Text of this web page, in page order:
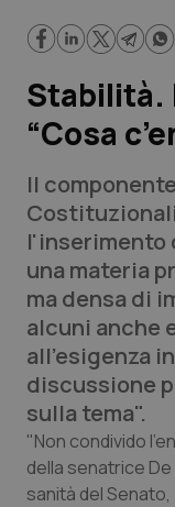
Lavoro e
Scienza e
Studi e Analisi
Lettere al
Edizioni
QS Pro
Professionisti
Stabilità.
“Cosa
Il
l'inserimento
una materia
ma densa di
alcuni anche
all'esigenza
discussione
sulla tema".
"Non condivido
della senatrice
sanità del